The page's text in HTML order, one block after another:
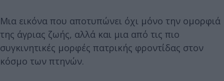
Μια εικόνα που αποτυπώνει όχι μόνο την ομορφιά
της άγριας ζωής, αλλά και μια από τις πιο
συγκινητικές μορφές πατρικής φροντίδας στον
κόσμο των πτηνών.